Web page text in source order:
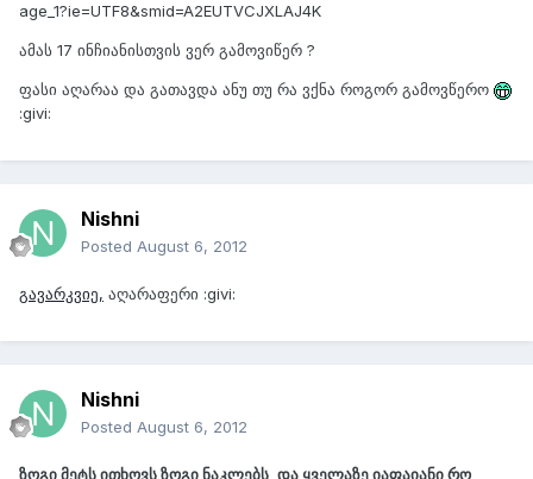
age_1?ie=UTF8&smid=A2EUTVCJXLAJ4K
ამას 17 ინჩიანისთვის ვერ გამოვიწერ ?
ფასი აღარაა და გათავდა ანუ თუ რა ვქნა როგორ გამოვწერო
:givi:
Nishni
Posted August 6, 2012
გავარკვიე, აღარაფერი :givi:
Nishni
Posted August 6, 2012
ზოგი მეტს ითხოვს ზოგი ნაკლებს, და ყველაზე იაფაიანი რო